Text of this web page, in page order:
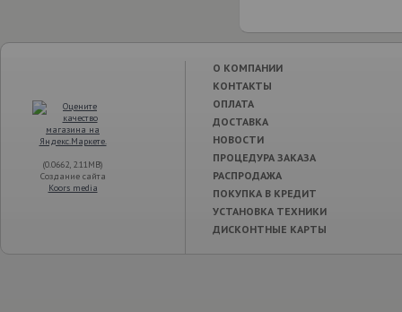
(0.0662, 2.11MB)
Создание сайта
Koors media
О КОМПАНИИ
КОНТАКТЫ
ОПЛАТА
ДОСТАВКА
НОВОСТИ
ПРОЦЕДУРА ЗАКАЗА
РАСПРОДАЖА
ПОКУПКА В КРЕДИТ
УСТАНОВКА ТЕХНИКИ
ДИСКОНТНЫЕ КАРТЫ